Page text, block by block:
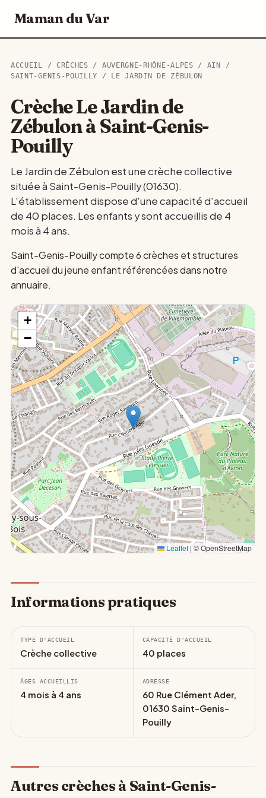
Maman du Var
ACCUEIL / CRÈCHES / AUVERGNE-RHÔNE-ALPES / AIN
/
SAINT-GENIS-POUILLY / LE JARDIN DE ZÉBULON
Crèche Le Jardin de
Zébulon à Saint-Genis-
Pouilly
Le Jardin de Zébulon est une crèche collective
située à Saint-Genis-Pouilly (01630).
L'établissement dispose d'une capacité d'accueil
de 40 places. Les enfants y sont accueillis de 4
mois à 4 ans.
Saint-Genis-Pouilly compte 6 crèches et structures
d'accueil du jeune enfant référencées dans notre
annuaire.
+
−
Leaflet | © OpenStreetMap
Informations pratiques
TYPE D'ACCUEIL
Crèche collective
CAPACITÉ D'ACCUEIL
40 places
ÂGES ACCUEILLIS
4 mois à 4 ans
ADRESSE
60 Rue Clément Ader,
01630 Saint-Genis-
Pouilly
Autres crèches à Saint-Genis-